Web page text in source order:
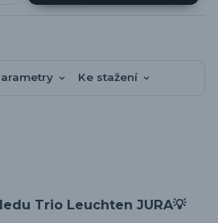
Ke stažení
Trio Leuchten JURA💡